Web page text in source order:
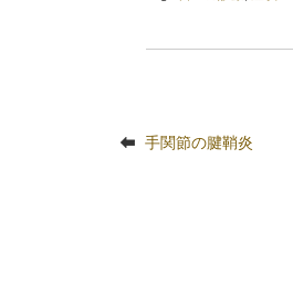
手関節の腱鞘炎